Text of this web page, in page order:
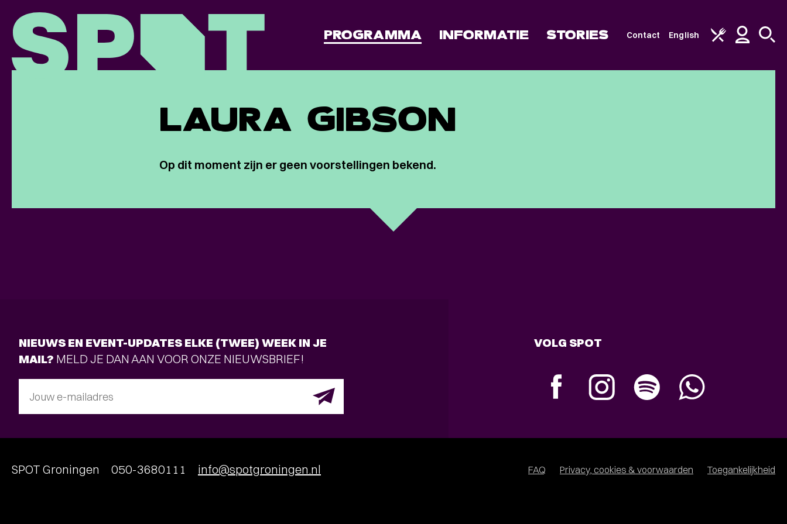
PROGRAMMA INFORMATIE STORIES Contact English
LAURA GIBSON
Op dit moment zijn er geen voorstellingen bekend.
NIEUWS EN EVENT-UPDATES ELKE (TWEE) WEEK IN JE
MAIL? MELD JE DAN AAN VOOR ONZE NIEUWSBRIEF!
Jouw e-mailadres
VOLG SPOT
SPOT Groningen 050-3680111 info@spotgroningen.nl FAQ Privacy, cookies & voorwaarden Toegankelijkheid